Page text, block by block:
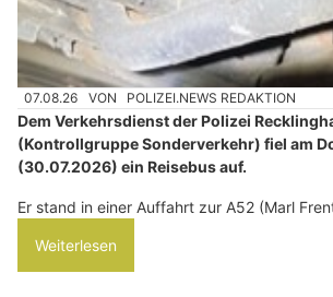
07.08.26 VON POLIZEI.NEWS REDAKTION
Dem Verkehrsdienst der Polizei
(Kontrollgruppe Sonderverkehr) fiel am
(30.07.2026) ein Reisebus auf.
Er stand in einer Auffahrt zur A52 (Marl
Weiterlesen